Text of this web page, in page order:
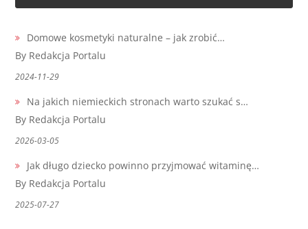
Domowe kosmetyki naturalne – jak zrobić…
By Redakcja Portalu
2024-11-29
Na jakich niemieckich stronach warto szukać s…
By Redakcja Portalu
2026-03-05
Jak długo dziecko powinno przyjmować witaminę…
By Redakcja Portalu
2025-07-27